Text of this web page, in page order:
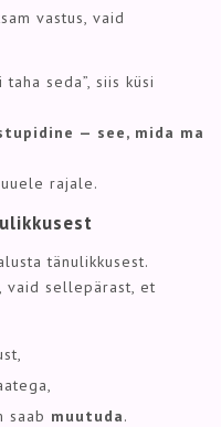
vastus, vaid
seda”, siis küsi
— see, mida ma
rajale.
tänulikkusest.
vaid sellepärast, et
saab muutuda.